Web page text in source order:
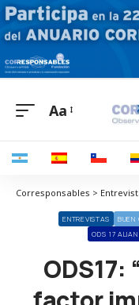
Aa
ENTREVISTAS BUEN
ODS 17
ODS17: